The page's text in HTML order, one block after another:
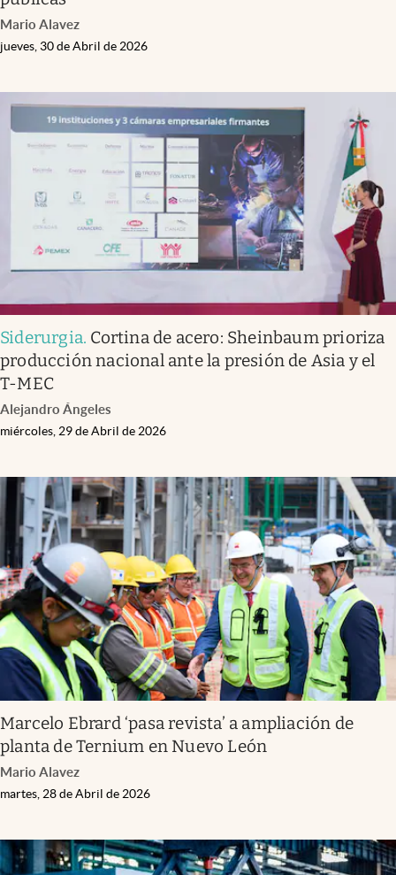
Mario Alavez
jueves, 30 de Abril de 2026
Siderurgia. Cortina de acero: Sheinbaum prioriza
producción nacional ante la presión de Asia y el
T-MEC
Alejandro Ángeles
miércoles, 29 de Abril de 2026
Marcelo Ebrard ‘pasa revista’ a ampliación de
planta de Ternium en Nuevo León
Mario Alavez
martes, 28 de Abril de 2026